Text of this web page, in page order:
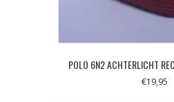
POLO 6N2 ACHTERLICHT
€19,95